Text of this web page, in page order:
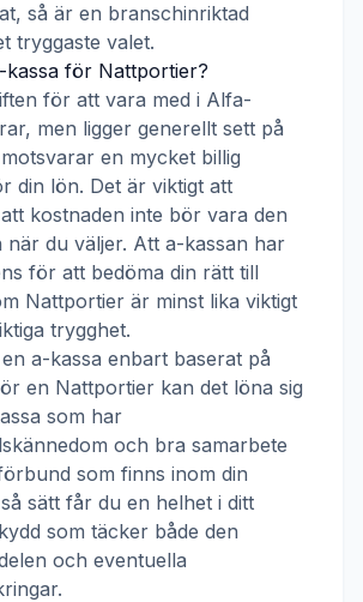
så är en branschinriktad
tryggaste valet.
kassa för Nattportier?
för att vara med i Alfa-
men ligger generellt sett på
en mycket billig
din lön. Det är viktigt att
kostnaden inte bör vara den
när du väljer. Att a-kassan har
för att bedöma din rätt till
Nattportier är minst lika viktigt
trygghet.
a-kassa enbart baserat på
en Nattportier kan det löna sig
som har
och bra samarbete
som finns inom din
sätt får du en helhet i ditt
som täcker både den
och eventuella